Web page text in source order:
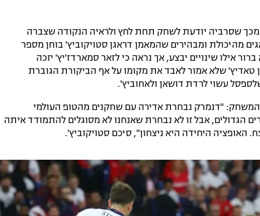
שסרביה יודעת לשחק תחת לחץ ולראיה הנקודה שצברה
מהיכולת ומבהירים שהמאמן דראגן סטויקוביץ' בוחן מספר
אילו שינויים יבצע, אך נראה כי לזאר סמארדז'יץ' יזכה
טאדיץ' שלא אמור לאבד את מקומו על אף הביקורת הגוברת
עשוי לרדת דושאן ולאחוביץ'.
"דנמרק נבחרת אדירה עם שחקנים מהטופ העולמי
הגדולים, אבל זו לא נבחרת שאנחנו לא מסוגלים להתמודד איתה
האופציה היחידה היא ניצחון", סיכם סטויקוביץ'.